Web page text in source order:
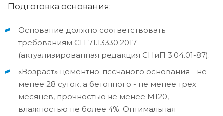
Подготовка основания:
Основание должно соответствовать
требованиям СП 71.13330.2017
(актуализированная редакция СНиП 3.04.01-87).
«Возраст» цементно-песчаного основания - не
менее 28 суток, а бетонного - не менее трех
месяцев, прочностью не менее М120,
влажностью не более 4%. Оптимальная